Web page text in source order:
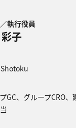
執行役員
子
GC、グループCRO